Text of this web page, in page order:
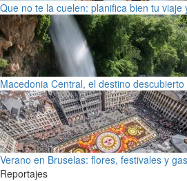
Que no te la cuelen: planifica bien tu
Macedonia Central, el destino
Verano en Bruselas: flores, festivales y
Reportajes